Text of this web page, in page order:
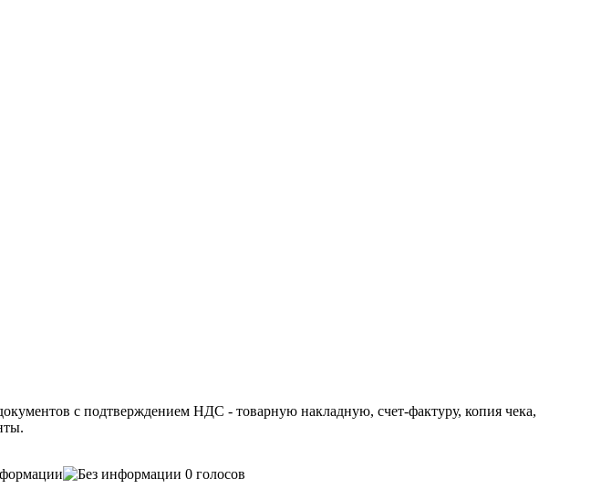
с подтверждением НДС - товарную накладную, счет-фактуру, копия чека,
0 голосов